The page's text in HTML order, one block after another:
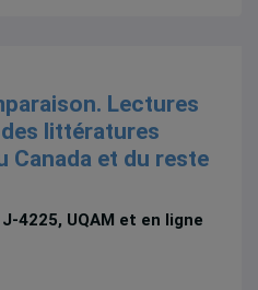
Lectures
littératures
Canada et du reste
4225, UQAM et en ligne